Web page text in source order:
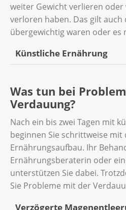
weiter Gewicht verlieren oder
verloren haben. Das gilt auch
übergewichtig waren oder es
Künstliche Ernährung
den ersten Tagen nach
wichtige Nährstoffe über
Nährstofflösung. Das
bespricht mit Ihnen,
künstlichen Ernährung für
Bei der parenteralen
Ihnen eine
Venenkatheter direkt
Was tun bei
Verdauung?
Nach ein bis zwei Tagen mit
beginnen Sie schrittweise mit
Ernährungsaufbau. Ihr
Ernährungsberaterin oder
unterstützen Sie dabei.
Sie Probleme mit der
Verzögerte